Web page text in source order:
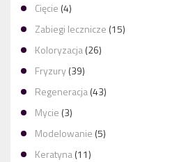
Cięcie (4)
Zabiegi lecznicze (15)
Koloryzacja(26)
Fryzury(39)
Regeneracja(43)
Mycie (3)
Modelowanie (5)
Keratyna(11)